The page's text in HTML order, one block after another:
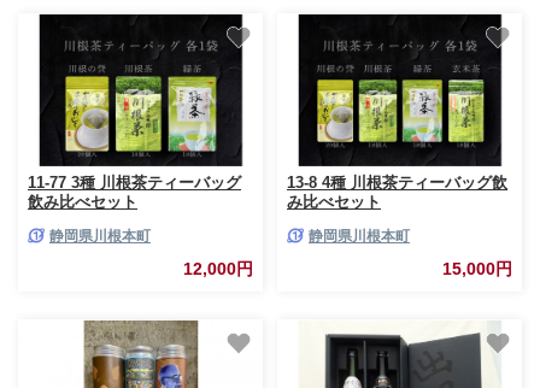
11-77 3種 川根茶ティーバッグ
飲み比べセット
静岡県川根本町
12,000円
13-8 4種 川根茶ティーバッグ飲
み比べセット
静岡県川根本町
15,000円